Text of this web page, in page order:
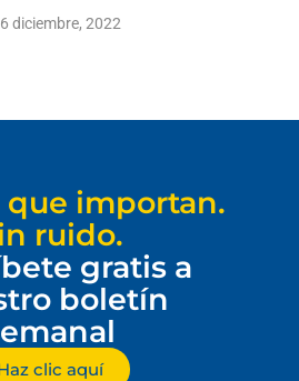
diciembre, 2022
que importan.
ruido.
gratis a
boletín
clic aquí